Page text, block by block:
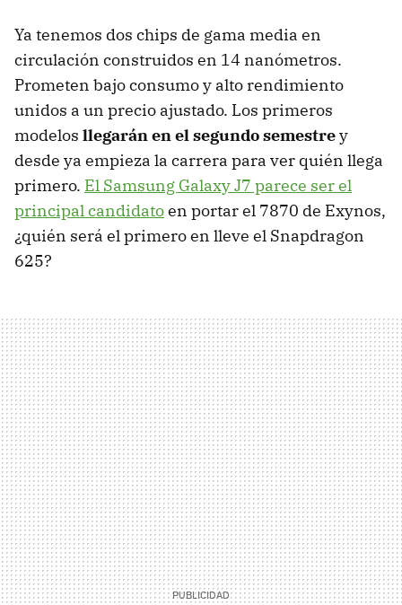
Ya tenemos dos chips de gama media en
circulación construidos en 14 nanómetros.
Prometen bajo consumo y alto rendimiento
unidos a un precio ajustado. Los primeros
modelos llegarán en el segundo semestrey
desde ya empieza la carrera para ver quién llega
primero. El Samsung Galaxy J7 parece ser el
principal candidatoen portar el 7870 de Exynos,
¿quién será el primero en lleve el Snapdragon
625?